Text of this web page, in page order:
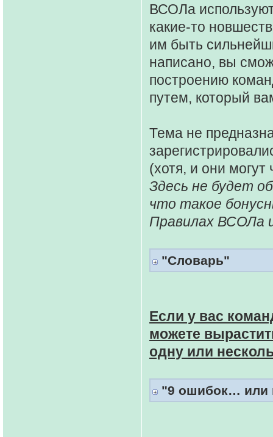
ВСОЛа
какие-то
им быть
написано, вы
построению
путем, который
Тема не
(хотя, и они могут
Здесь не будет
что такое
Правилах ВСОЛа
"Словарь"
Если у вас
можете
одну или
"9 ошибок… или